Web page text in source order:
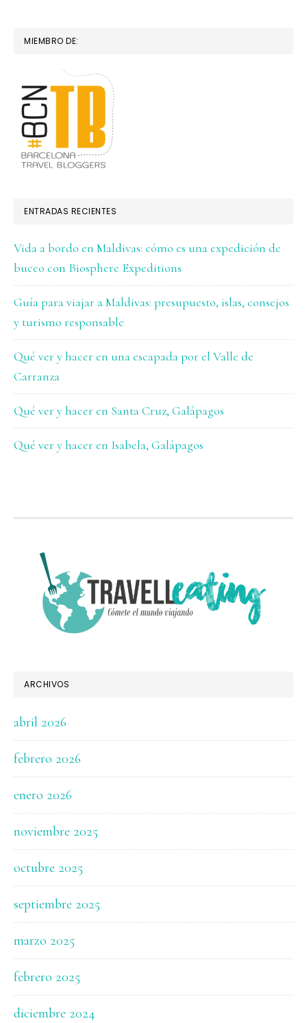
MIEMBRO DE:
ENTRADAS RECIENTES
Vida a bordo en Maldivas: cómo es una expedición de
buceo con Biosphere Expeditions
Guía para viajar a Maldivas: presupuesto, islas, consejos
y turismo responsable
Qué ver y hacer en una escapada por el Valle de
Carranza
Qué ver y hacer en Santa Cruz, Galápagos
Qué ver y hacer en Isabela, Galápagos
FOOTER
ARCHIVOS
abril 2026
febrero 2026
enero 2026
noviembre 2025
octubre 2025
septiembre 2025
marzo 2025
febrero 2025
diciembre 2024